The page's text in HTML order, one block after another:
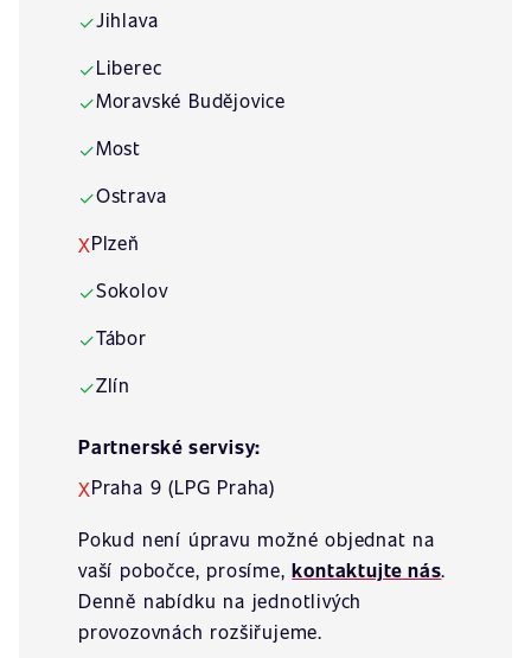
✓Jihlava
✓Liberec
✓Moravské Budějovice
✓Most
✓Ostrava
XPlzeň
✓Sokolov
✓Tábor
✓Zlín
Partnerské servisy:
XPraha 9 (LPG Praha)
Pokud není úpravu možné objednat na
vaší pobočce, prosíme,kontaktujte nás.
Denně nabídku na jednotlivých
provozovnách rozšiřujeme.